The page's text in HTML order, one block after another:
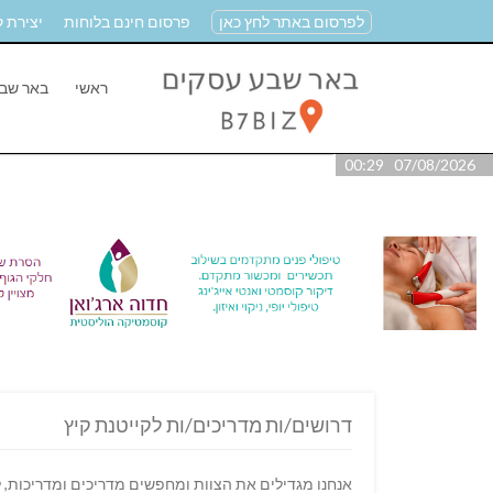
לפרסום באתר לחץ כאן פרסום חינם בלוחות
ראשי באר
07/08/2026 00:29
דרושים/ות מדריכים/ות לקייטנת קיץ